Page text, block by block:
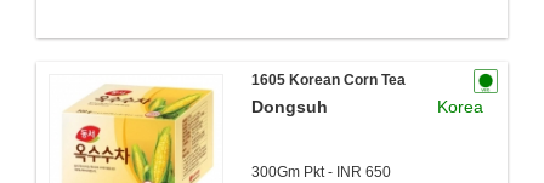
1605 Korean Corn Tea
Dongsuh Korea
300Gm Pkt - INR 650